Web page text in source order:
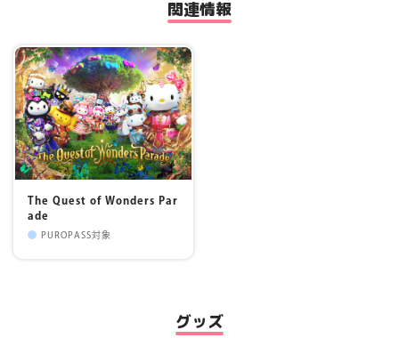
関連情報
The Quest of Wonders Par
ade
PUROPASS対象
グッズ